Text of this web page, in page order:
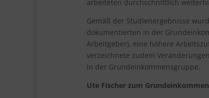
arbeiteten durchschnittlich
Gemäß der Studienergebnisse
dokumentierten in der
Arbeitgeber), eine höhere
verzeichnete zudem
in der Grundeinkommensgruppe.
Ute Fischer zum